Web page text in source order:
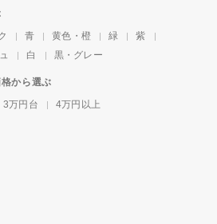
青 黄色・橙 緑
紫
白 黒・グレー
から選ぶ
3万円台 4万円以上